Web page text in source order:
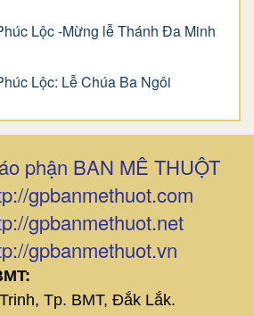
Lộc -Mừng lễ Thánh Đa Minh
Lộc: Lễ Chúa Ba Ngôi
phận BAN MÊ THUỘT
gpbanmethuot.com
gpbanmethuot.net
gpbanmethuot.vn
Tp. BMT, Đắk Lắk.